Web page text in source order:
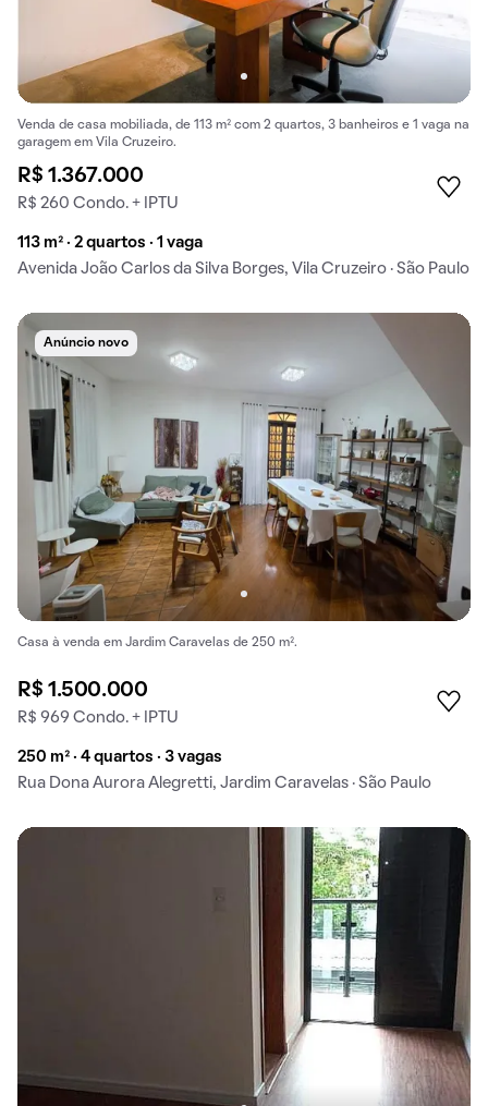
Venda de casa mobiliada, de 113 m² com 2 quartos, 3 banheiros e 1 vaga na
garagem em Vila Cruzeiro.
R$ 1.367.000
R$ 260 Condo. + IPTU
113 m² · 2 quartos · 1 vaga
Avenida João Carlos da Silva Borges, Vila Cruzeiro · São Paulo
Anúncio novo
Casa à venda em Jardim Caravelas de 250 m².
R$ 1.500.000
R$ 969 Condo. + IPTU
250 m² · 4 quartos · 3 vagas
Rua Dona Aurora Alegretti, Jardim Caravelas · São Paulo